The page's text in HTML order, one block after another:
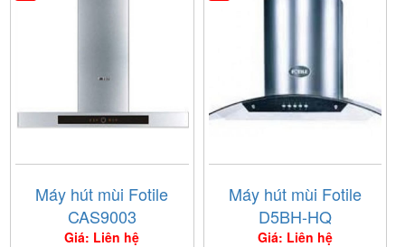
Máy hút mùi Fotile
CAS9003
Giá: Liên hệ
Máy hút mùi Fotile
D5BH-HQ
Giá: Liên hệ